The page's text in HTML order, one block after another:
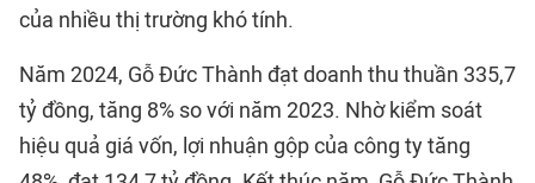
của nhiều thị trường khó tính.
Năm 2024, Gỗ Đức Thành đạt doanh thu thuần 335,7
tỷ đồng, tăng 8% so với năm 2023. Nhờ kiểm soát
hiệu quả giá vốn, lợi nhuận gộp của công ty tăng